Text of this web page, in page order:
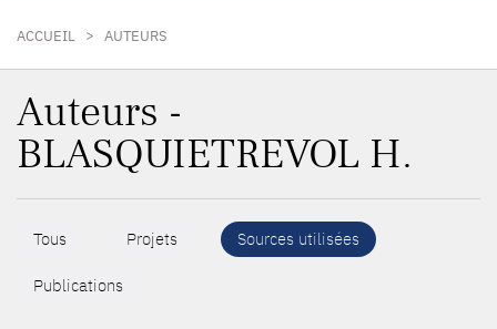
ACCUEIL > AUTEURS
Auteurs -
BLASQUIETREVOL H.
Tous Projets Sources utilisées
Publications